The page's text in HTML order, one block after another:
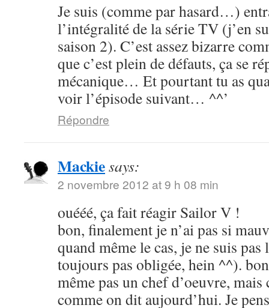
Je suis (comme par hasard…)
l’intégralité de la série TV (j’en
saison 2). C’est assez bizarre
que c’est plein de défauts, ça se
mécanique… Et pourtant tu as
voir l’épisode suivant… ^^’
Répondre
Mackiesays:
2 novembre 2012 at 9 h 08 min
ouééé, ça fait réagir Sailor V !
bon, finalement je n’ai pas si
quand même le cas, je ne suis pas
toujours pas obligée, hein ^^).
même pas un chef d’oeuvre,
comme on dit aujourd’hui. Je